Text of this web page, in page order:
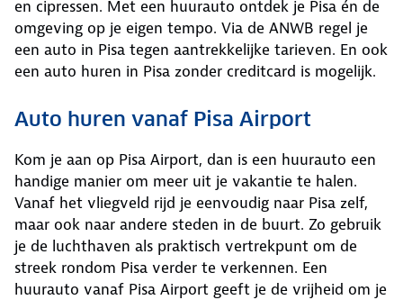
en cipressen. Met een huurauto ontdek je Pisa én de
omgeving op je eigen tempo. Via de ANWB regel je
een auto in Pisa tegen aantrekkelijke tarieven. En ook
een auto huren in Pisa zonder creditcard is mogelijk.
Auto huren vanaf Pisa Airport
Kom je aan op Pisa Airport, dan is een huurauto een
handige manier om meer uit je vakantie te halen.
Vanaf het vliegveld rijd je eenvoudig naar Pisa zelf,
maar ook naar andere steden in de buurt. Zo gebruik
je de luchthaven als praktisch vertrekpunt om de
streek rondom Pisa verder te verkennen. Een
huurauto vanaf Pisa Airport geeft je de vrijheid om je